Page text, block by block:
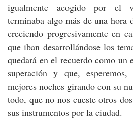
igualmente acogido por el
terminaba algo más de una hora
creciendo progresivamente en
que iban desarrollándose los
quedará en el recuerdo como un
superación y que,
mejores noches girando con su
todo, que no nos cueste otros
sus instrumentos por la ciudad.